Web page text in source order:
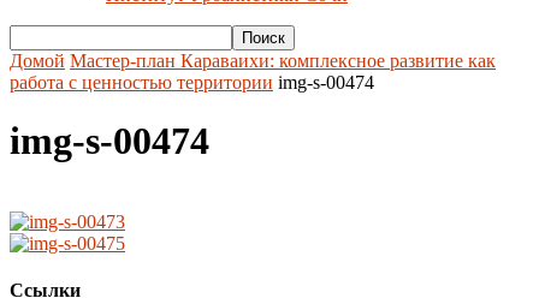
Домой Мастер-план Караваихи: комплексное развитие как
работа с ценностью территории img-s-00474
img-s-00474
Ссылки